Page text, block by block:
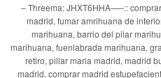
– Threema: JHXT6HHA—–::
madrid, fumar amrihuana de
marihuana, barrio del pilar
marihuana, fuenlabrada marihuana,
retiro, pillar maria madrid, madrid
madrid, comprar madrid